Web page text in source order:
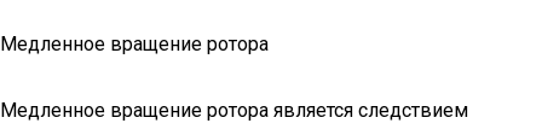
Медленное вращение ротора
Медленное вращение ротора является следствием